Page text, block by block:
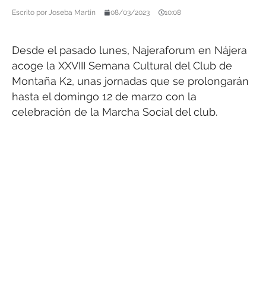
Escrito por Joseba Martín 08/03/2023 10:08
Desde el pasado lunes, Najeraforum en Nájera
acoge la XXVIII Semana Cultural del Club de
Montaña K2, unas jornadas que se prolongarán
hasta el domingo 12 de marzo con la
celebración de la Marcha Social del club.